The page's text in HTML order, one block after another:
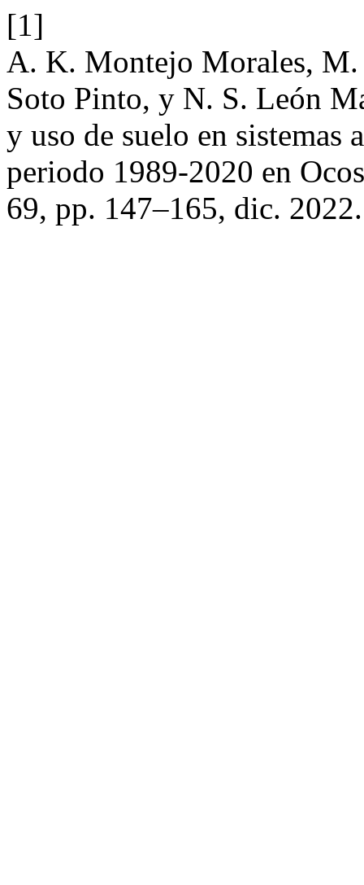
[1]
A. K. Montejo Morales,
Soto Pinto, y N. S. León
y uso de suelo en sistemas
periodo 1989-2020 en
69, pp. 147–165, dic. 2022.